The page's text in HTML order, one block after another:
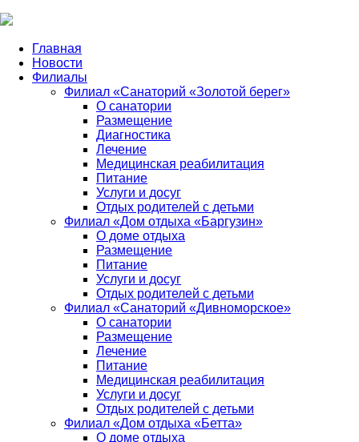
Главная
Новости
Филиалы
Филиал «Санаторий «Золотой берег»
О санатории
Размещение
Диагностика
Лечение
Медицинская реабилитация
Питание
Услуги и досуг
Отдых родителей с детьми
Филиал «Дом отдыха «Баргузин»
О доме отдыха
Размещение
Питание
Услуги и досуг
Отдых родителей с детьми
Филиал «Санаторий «Дивноморское»
О санатории
Размещение
Лечение
Питание
Медицинская реабилитация
Услуги и досуг
Отдых родителей с детьми
Филиал «Дом отдыха «Бетта»
О доме отдыха